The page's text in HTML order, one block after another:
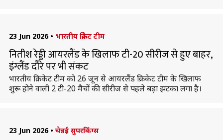
23 Jun 2026 • भारतीय क्रिकेट टीम
नितीश रेड्डी आयरलैंड के खिलाफ टी-20 सीरीज से हुए बाहर,
इंग्लैंड दौरे पर भी संकट
भारतीय क्रिकेट टीम को 26 जून से आयरलैंड क्रिकेट टीम के खिलाफ
शुरू होने वाली 2 टी-20 मैचों की सीरीज से पहले बड़ा झटका लगा है।
23 Jun 2026 • चेन्नई सुपरकिंग्स